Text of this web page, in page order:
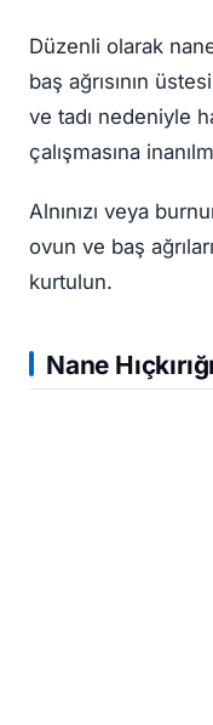
Düzenli olarak
baş ağrısının
ve tadı nedeniyle
çalışmasına
Alnınızı veya
ovun ve baş
kurtulun.
Nane